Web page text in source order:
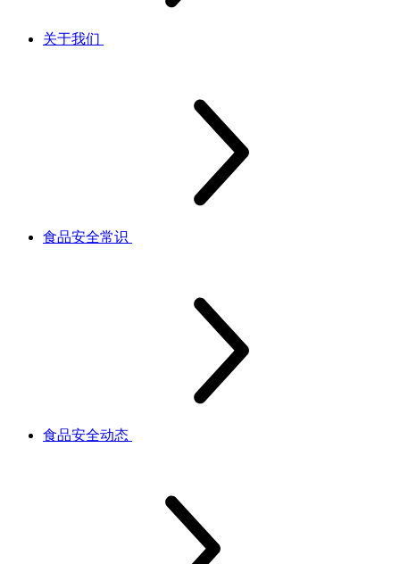
关于我们
食品安全常识
食品安全动态